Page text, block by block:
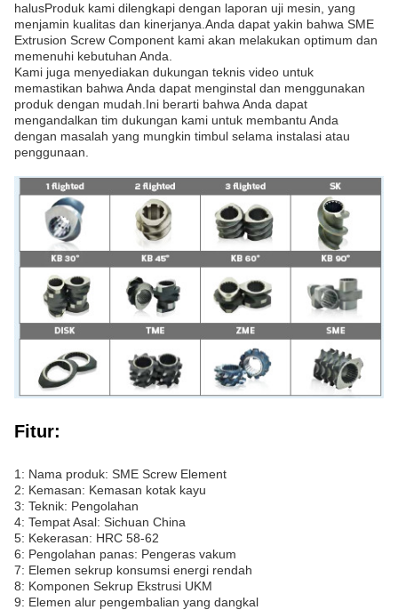
halusProduk kami dilengkapi dengan laporan uji mesin, yang
menjamin kualitas dan kinerjanya.Anda dapat yakin bahwa SME
Extrusion Screw Component kami akan melakukan optimum dan
memenuhi kebutuhan Anda.
Kami juga menyediakan dukungan teknis video untuk
memastikan bahwa Anda dapat menginstal dan menggunakan
produk dengan mudah.Ini berarti bahwa Anda dapat
mengandalkan tim dukungan kami untuk membantu Anda
dengan masalah yang mungkin timbul selama instalasi atau
penggunaan.
Fitur:
1: Nama produk: SME Screw Element
2: Kemasan: Kemasan kotak kayu
3: Teknik: Pengolahan
4: Tempat Asal: Sichuan China
5: Kekerasan: HRC 58-62
6: Pengolahan panas: Pengeras vakum
7: Elemen sekrup konsumsi energi rendah
8: Komponen Sekrup Ekstrusi UKM
9: Elemen alur pengembalian yang dangkal